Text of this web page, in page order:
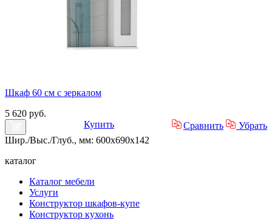
Шкаф 60 см с зеркалом
5 620 руб.
Купить
Сравнить
Убрать
Шир./Выс./Глуб., мм: 600x690x142
каталог
Каталог мебели
Услуги
Конструктор шкафов-купе
Конструктор кухонь